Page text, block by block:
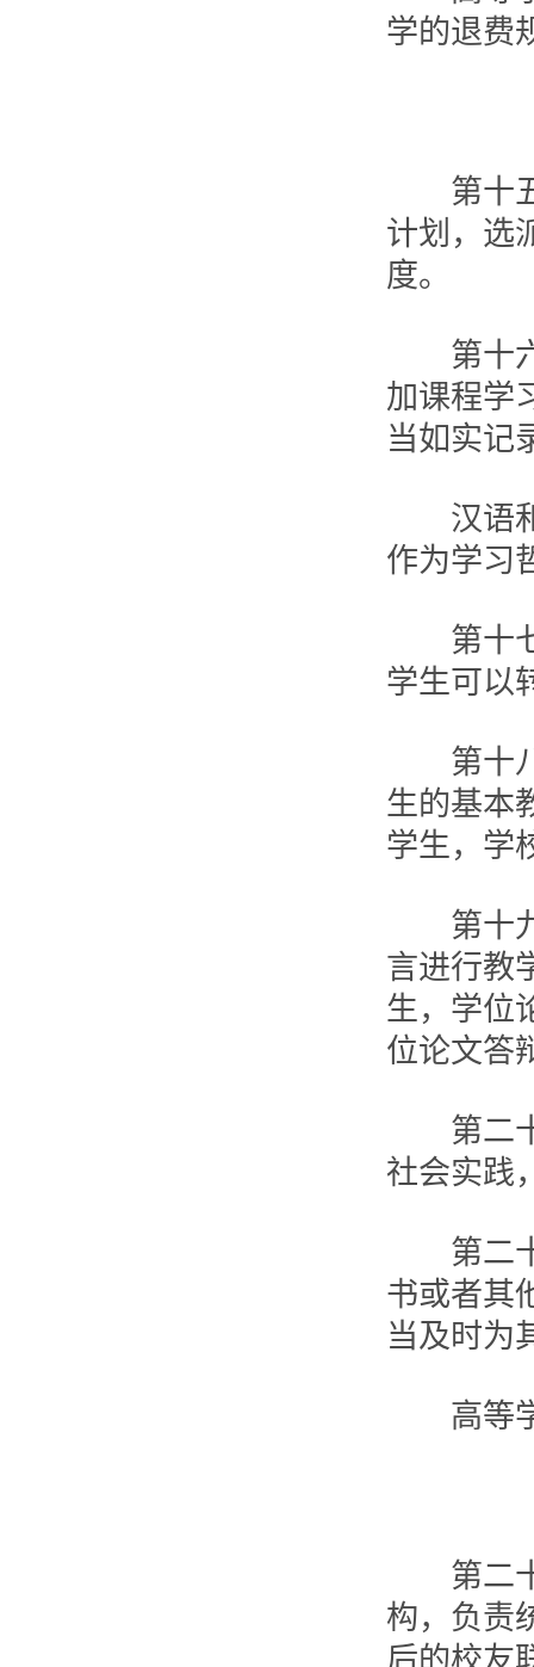
学的退费
第十五
计划，选
度。
第十六
加课程学
当如实记
汉语和
作为学习
第十七
学生可以
第十八
生的基本
学生，学
第十九
言进行教
生，学位
位论文答
第二十
社会实践
第二十
书或者其
当及时为
高等学
第二十
构，负责
后的校友